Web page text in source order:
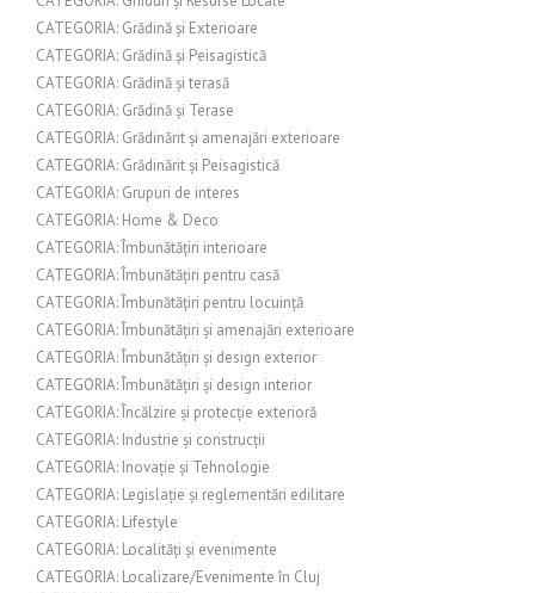
CATEGORIA: Grădină și Exterioare
CATEGORIA: Grădină și Peisagistică
CATEGORIA: Grădină și terasă
CATEGORIA: Grădină și Terase
CATEGORIA: Grădinărit și amenajări exterioare
CATEGORIA: Grădinărit și Peisagistică
CATEGORIA: Grupuri de interes
CATEGORIA: Home & Deco
CATEGORIA: Îmbunătățiri interioare
CATEGORIA: Îmbunătățiri pentru casă
CATEGORIA: Îmbunătățiri pentru locuință
CATEGORIA: Îmbunătățiri și amenajări exterioare
CATEGORIA: Îmbunătățiri și design exterior
CATEGORIA: Îmbunătățiri și design interior
CATEGORIA: Încălzire și protecție exterioră
CATEGORIA: Industrie și construcții
CATEGORIA: Inovație și Tehnologie
CATEGORIA: Legislație și reglementări edilitare
CATEGORIA: Lifestyle
CATEGORIA: Localități și evenimente
CATEGORIA: Localizare/Evenimente în Cluj